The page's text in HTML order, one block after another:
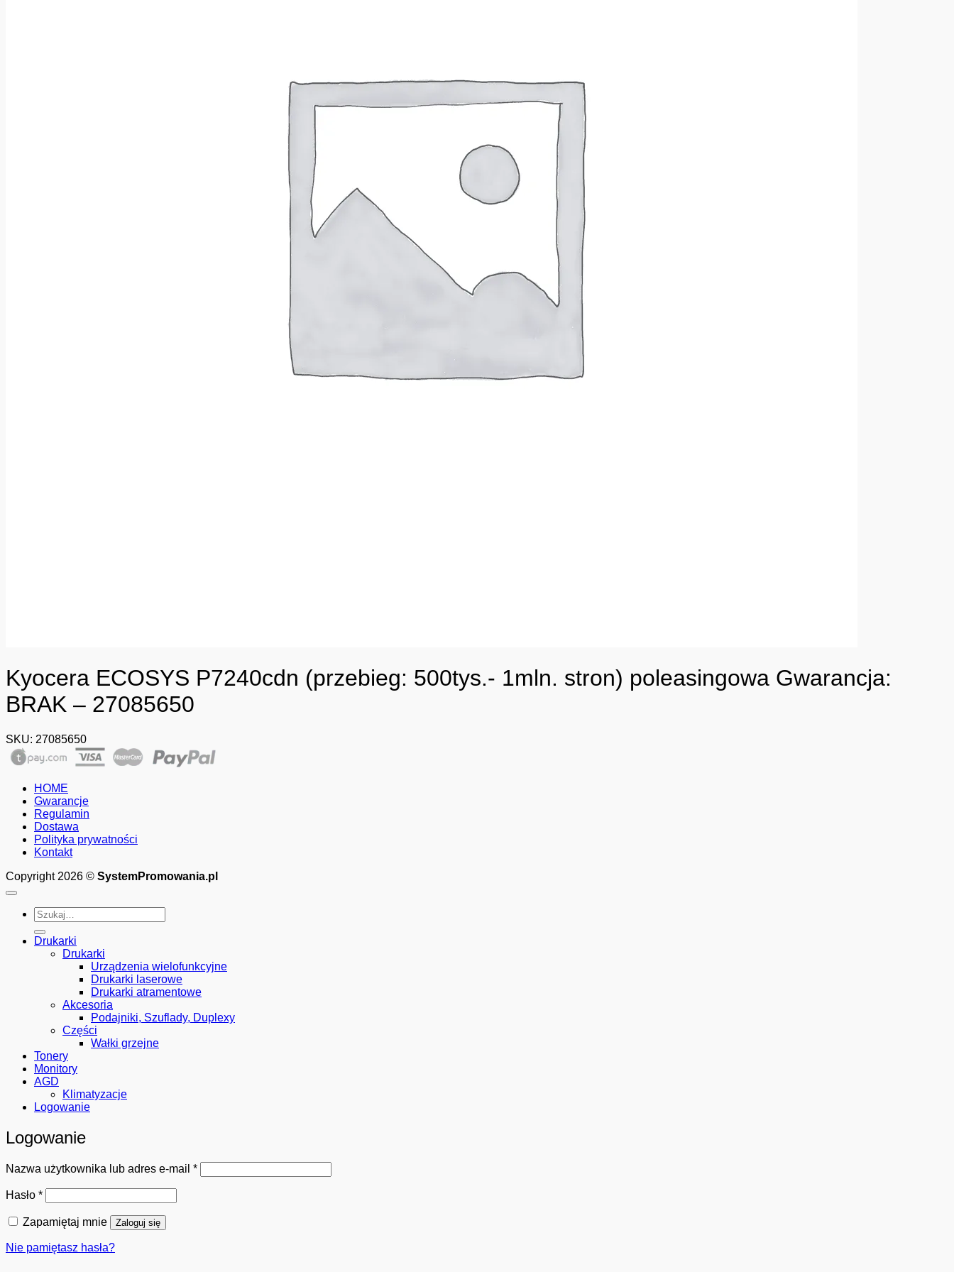
Kyocera ECOSYS P7240cdn (przebieg: 500tys.- 1mln. stron) poleasingowa Gwarancja:
BRAK – 27085650
SKU: 27085650
HOME
Gwarancje
Regulamin
Dostawa
Polityka prywatności
Kontakt
Copyright 2026 © SystemPromowania.pl
Szukaj:
Drukarki
Drukarki
Urządzenia wielofunkcyjne
Drukarki laserowe
Drukarki atramentowe
Akcesoria
Podajniki, Szuflady, Duplexy
Części
Wałki grzejne
Tonery
Monitory
AGD
Klimatyzacje
Logowanie
Logowanie
Nazwa użytkownika lub adres e-mail *Wymagane
Hasło *Wymagane
Zapamiętaj mnie Zaloguj się
Nie pamiętasz hasła?